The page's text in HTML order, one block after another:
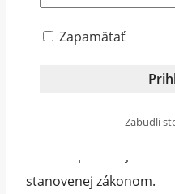
Platobné
4.1 Kúpna cena
daného tovaru. Kúpna
stanovenej zákonom.
Zapamätať
Zabudli